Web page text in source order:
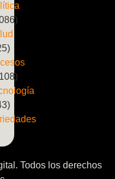
Todos los derechos